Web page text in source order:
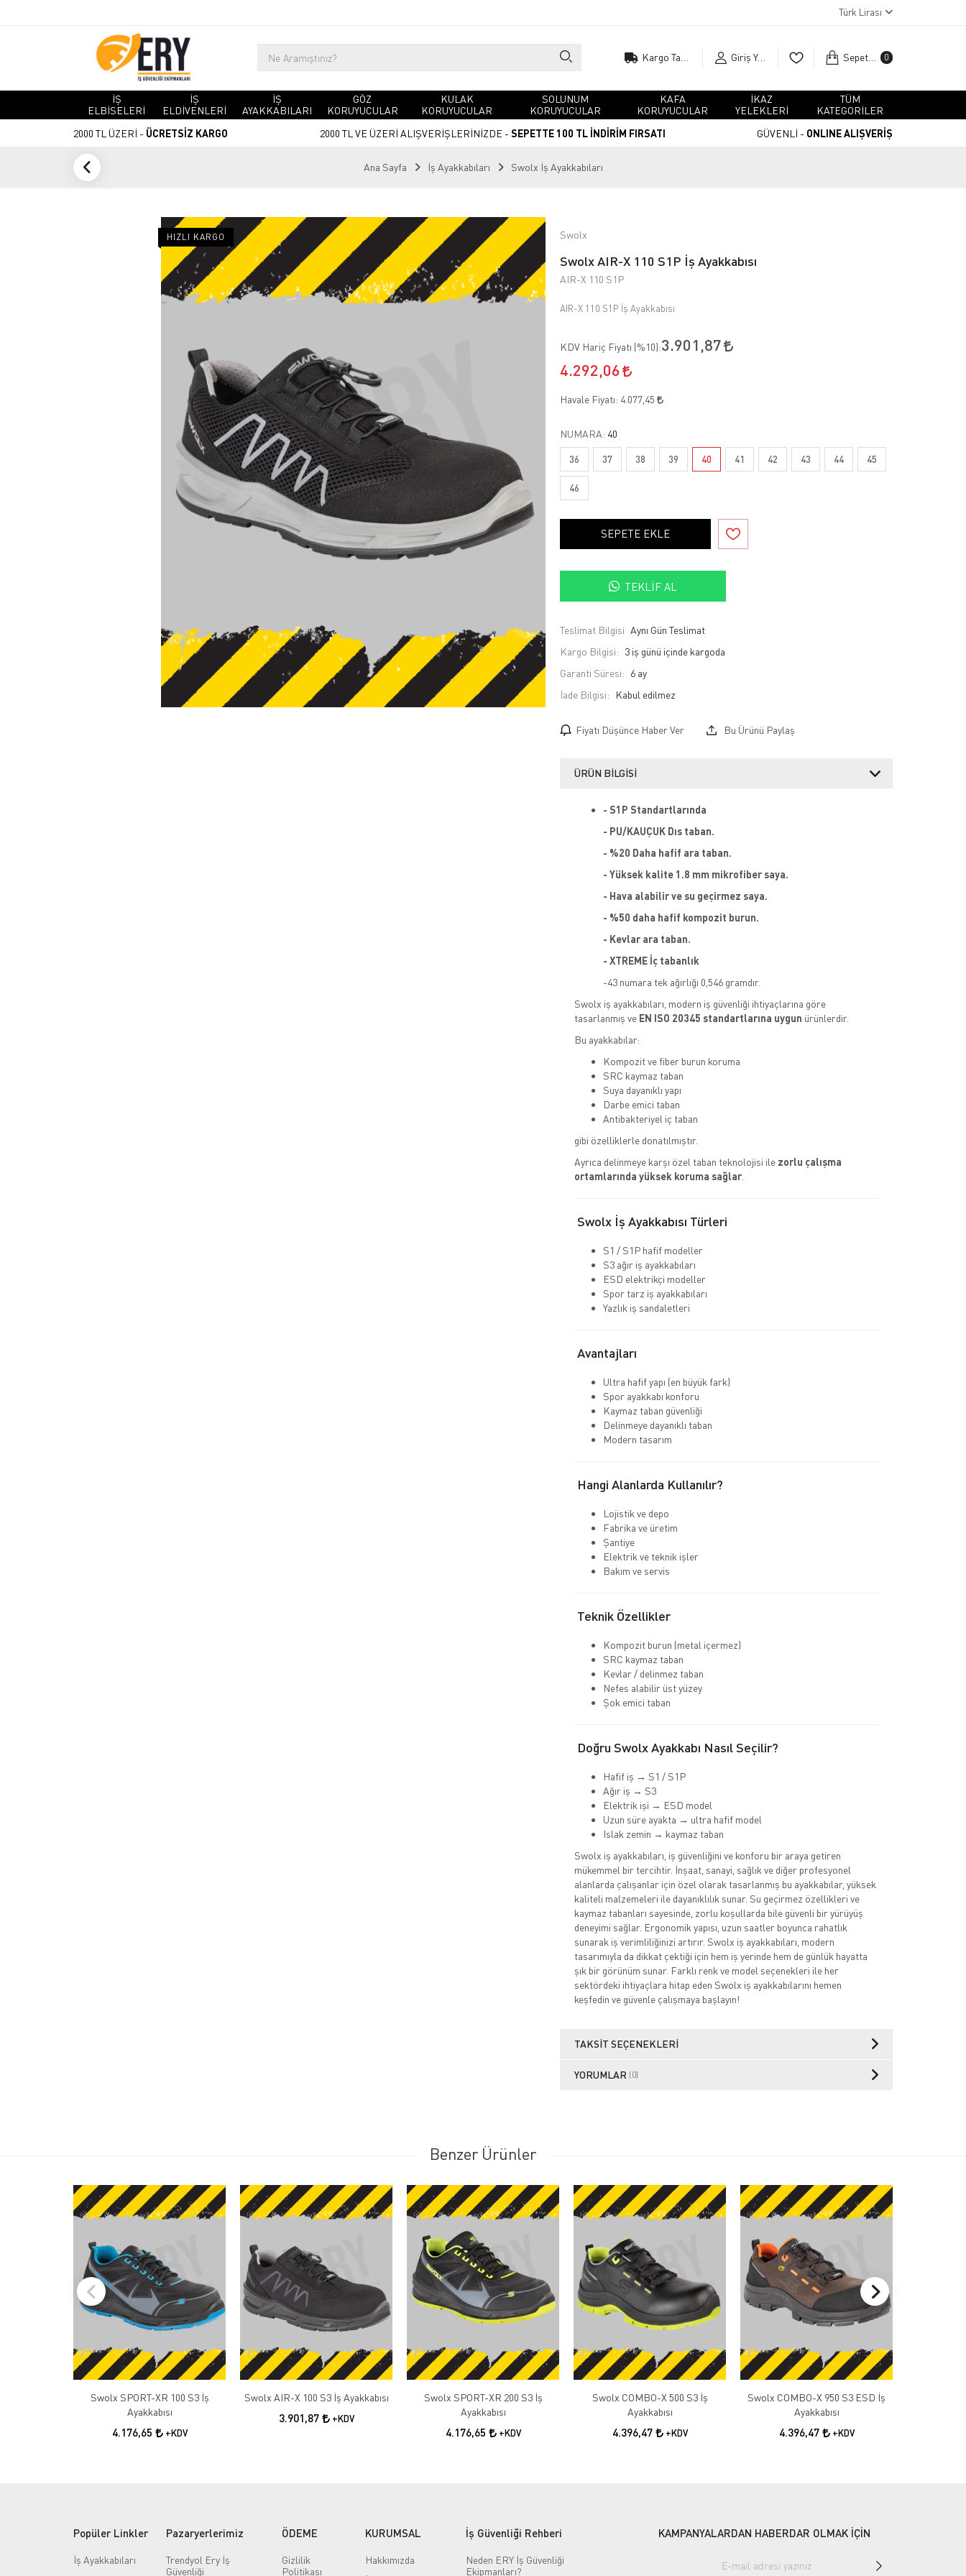
Türk Lirası
Giriş Yap Sepetim 0
İŞ
ELBİSELERİ
İŞ
ELDİVENLERİ
İŞ
AYAKKABILARI
GÖZ
KORUYUCULAR
KULAK
KORUYUCULAR
SOLUNUM
KORUYUCULAR
KAFA
KORUYUCULAR
İKAZ
YELEKLERİ
TÜM
KATEGORİLER
2000 TL ÜZERİ - ÜCRETSİZ KARGO 2000 TL VE ÜZERİ ALIŞVERİŞLERİNİZDE - SEPETTE 100 TL İNDİRİM FIRSATI GÜVENLİ - ONLINE ALIŞVERİŞ
Ana Sayfa İş Ayakkabıları Swolx İş Ayakkabıları
HIZLI KARGO Swolx
Swolx AIR-X 110 S1P İş Ayakkabısı
AIR-X 110 S1P
AIR-X 110 S1P İş Ayakkabısı
KDV Hariç Fiyatı (%10):3.901,87
4.292,06
Havale Fiyatı: 4.077,45
NUMARA: 40
36 37 38 39 40 41 42 43 44 45
46
SEPETE EKLE
TEKLIF AL
Teslimat Bilgisi Aynı Gün Teslimat
Kargo Bilgisi: 3 iş günü içinde kargoda
Garanti Süresi: 6 ay
İade Bilgisi:
Fiyatı Düşünce Haber Ver Bu Ürünü Paylaş
ÜRÜN BILGISI
- S1P Standartlarında
- PU/KAUÇUK Dıs taban.
- %20 Daha hafif ara taban.
- Yüksek kalite 1.8 mm mikrofiber saya.
- Hava alabilir ve su geçirmez saya.
- %50 daha hafif kompozit burun.
- Kevlar ara taban.
- XTREME İç tabanlık
-43 numara tek ağırlığı 0,546 gramdır.
Swolx iş ayakkabıları, modern iş güvenliği ihtiyaçlarına göre
tasarlanmış ve EN ISO 20345 standartlarına uygun ürünlerdir.
Bu ayakkabılar:
Kompozit ve fiber burun koruma
SRC kaymaz taban
Suya dayanıklı yapı
Darbe emici taban
Antibakteriyel iç taban
gibi özelliklerle donatılmıştır.
Ayrıca delinmeye karşı özel taban teknolojisi ile zorlu çalışma
ortamlarında yüksek koruma sağlar.
Swolx İş Ayakkabısı Türleri
S1 / S1P hafif modeller
S3 ağır iş ayakkabıları
ESD elektrikçi modeller
Spor tarz iş ayakkabıları
Yazlık iş sandaletleri
Avantajları
Ultra hafif yapı (en büyük fark)
Spor ayakkabı konforu
Kaymaz taban güvenliği
Delinmeye dayanıklı taban
Modern tasarım
Hangi Alanlarda Kullanılır?
Lojistik ve depo
Fabrika ve üretim
Şantiye
Elektrik ve teknik işler
Bakım ve servis
Teknik Özellikler
Kompozit burun (metal içermez)
SRC kaymaz taban
Kevlar / delinmez taban
Nefes alabilir üst yüzey
Şok emici taban
Doğru Swolx Ayakkabı Nasıl Seçilir?
Hafif iş → S1 / S1P
Ağır iş → S3
Elektrik işi → ESD model
Uzun süre ayakta → ultra hafif model
Islak zemin → kaymaz taban
Swolx iş ayakkabıları, iş güvenliğini ve konforu bir araya getiren
mükemmel bir tercihtir. İnşaat, sanayi, sağlık ve diğer profesyonel
alanlarda çalışanlar için özel olarak tasarlanmış bu ayakkabılar, yüksek
kaliteli malzemeleri ile dayanıklılık sunar. Su geçirmez özellikleri ve
kaymaz tabanları sayesinde, zorlu koşullarda bile güvenli bir yürüyüş
deneyimi sağlar. Ergonomik yapısı, uzun saatler boyunca rahatlık
sunarak iş verimliliğinizi artırır. Swolx iş ayakkabıları, modern
tasarımıyla da dikkat çektiği için hem iş yerinde hem de günlük hayatta
şık bir görünüm sunar. Farklı renk ve model seçenekleri ile her
sektördeki ihtiyaçlara hitap eden Swolx iş ayakkabılarını hemen
keşfedin ve güvenle çalışmaya başlayın!
TAKSIT SEÇENEKLERI
YORUMLAR (0)
Benzer Ürünler
Swolx SPORT-XR 100 S3 İş
Ayakkabısı
4.176,65 +KDV
Swolx AIR-X 100 S3 İş Ayakkabısı
3.901,87 +KDV
Swolx SPORT-XR 200 S3 İş
Ayakkabısı
4.176,65 +KDV
Swolx COMBO-X 500 S3 İş
Ayakkabısı
4.396,47 +KDV
Swolx COMBO-X 950 S3 ESD İş
Ayakkabısı
4.396,47 +KDV
Popüler Linkler
İş Ayakkabıları
Pazaryerlerimiz
Trendyol Ery İş
Güvenliği
ÖDEME
Gizlilik
Politikası
KURUMSAL
Hakkımızda
İş Güvenliği Rehberi
Neden ERY İş Güvenliği
Ekipmanları?
KAMPANYALARDAN HABERDAR OLMAK İÇİN